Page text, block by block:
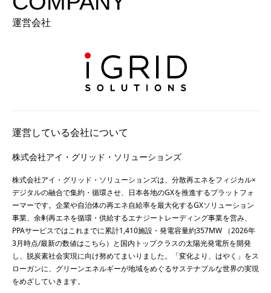
運営会社
運営している会社について
株式会社アイ・グリッド・ソリューションズ
株式会社アイ・グリッド・ソリューションズは、分散再エネをフィジカル×
デジタルの融合で集約・循環させ、日本各地のGXを推進するプラットフォ
ーマーです。企業や自治体の再エネ自給率を最大化するGXソリューション
事業、余剰再エネを循環・供給するエナジートレーディング事業を営み、
PPAサービスではこれまでに累計1,410施設・発電容量約357MW （2026年
3月時点/最新の数値はこちら ）と国内トップクラスの太陽光発電所を開発
し、脱炭素社会実現に向け努めてまいりました。「変化より、はやく」をス
ローガンに、グリーンエネルギーが地域をめぐるサステナブルな世界の実現
をめざしていきます。